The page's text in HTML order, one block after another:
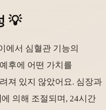
💡
에서 심혈관 기능의
후에 어떤 가치를
져 있지 않았어요. 심장과
에 의해 조절되며, 24시간